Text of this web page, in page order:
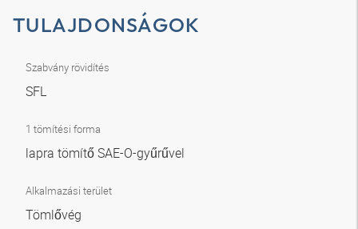
TULAJDONSÁGOK
Szabvány rövidítés
SFL
1 tömítési forma
lapra tömítő SAE-O-gyűrűvel
Alkalmazási terület
Tömlővég